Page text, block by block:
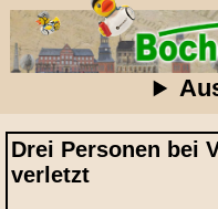
Drei Personen bei
verletzt